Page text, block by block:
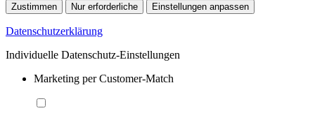
Zustimmen Nur erforderliche Einstellungen anpassen
Datenschutzerklärung
Individuelle Datenschutz-Einstellungen
Marketing per Customer-Match